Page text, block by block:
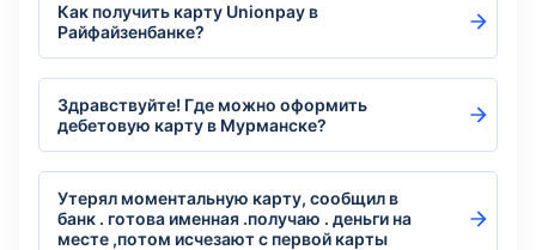
Как получить карту Unionpay в
Райфайзенбанке?
Здравствуйте! Где можно оформить
дебетовую карту в Мурманске?
Утерял моментальную карту, сообщил в
банк . готова именная .получаю . деньги на
месте ,потом исчезают с первой карты